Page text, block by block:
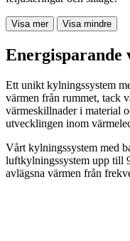
Visa mer Visa mindre
Energisparande
Ett unikt kylningssystem
värmen från rummet, tack
värmeskillnader i material
utvecklingen inom
Vårt kylningssystem med
luftkylningssystem upp till
avlägsna värmen från